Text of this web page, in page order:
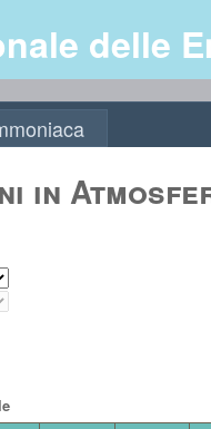
delle
in